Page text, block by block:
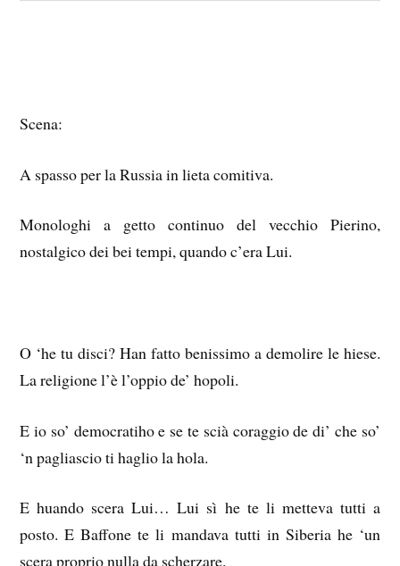
Scena:
A spasso per la Russia in lieta comitiva.
Monologhi a getto continuo del vecchio Pierino,
nostalgico dei bei tempi, quando c’era Lui.
O ‘he tu disci? Han fatto benissimo a demolire le hiese.
La religione l’è l’oppio de’ hopoli.
E io so’ democratiho e se te scià coraggio de di’ che so’
‘n pagliascio ti haglio la hola.
E huando scera Lui… Lui sì he te li metteva tutti a
posto. E Baffone te li mandava tutti in Siberia he ‘un
scera proprio nulla da scherzare.